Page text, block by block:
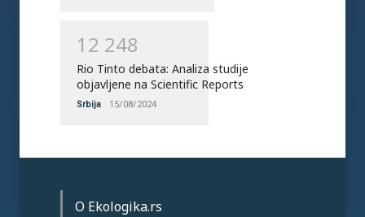
1 2 248
Rio Tinto debata: Analiza studije
objavljene na Scientific Reports
Srbija 15/08/2024
O Ekologika.rs